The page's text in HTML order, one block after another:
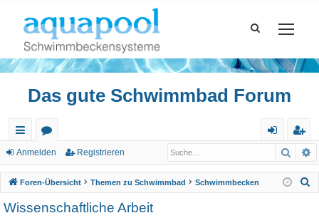
Das gute Schwimmbad Forum
ch
ne
llz
or
en m
el
eg
ist
rie
Anmelden Registrieren
Foren-Übersicht Themen zu Schwimmbad Schwimmbecken
Wissenschaftliche Arbeit